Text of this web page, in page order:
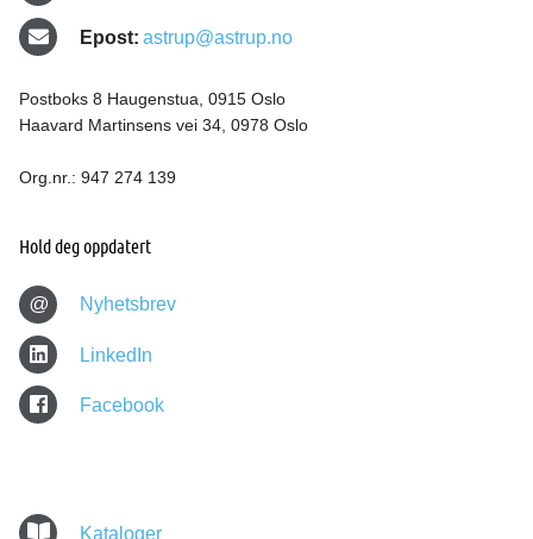
Epost: astrup@astrup.no
Postboks 8 Haugenstua, 0915 Oslo
Haavard Martinsens vei 34, 0978 Oslo
Org.nr.: 947 274 139
Hold deg oppdatert
@ Nyhetsbrev
LinkedIn
Facebook
Kataloger